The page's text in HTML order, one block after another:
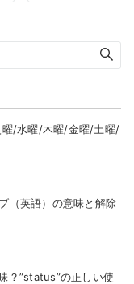
曜/水曜/木曜/金曜/土曜/
（英語）の意味と解除
？”status”の正しい使